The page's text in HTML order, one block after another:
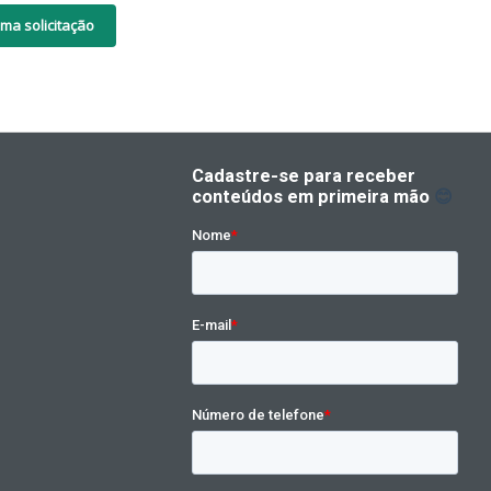
solicitação